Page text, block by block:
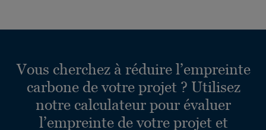
Vous cherchez à réduire l’empreinte
carbone de votre projet ? Utilisez
notre calculateur pour évaluer
l’empreinte de votre projet et